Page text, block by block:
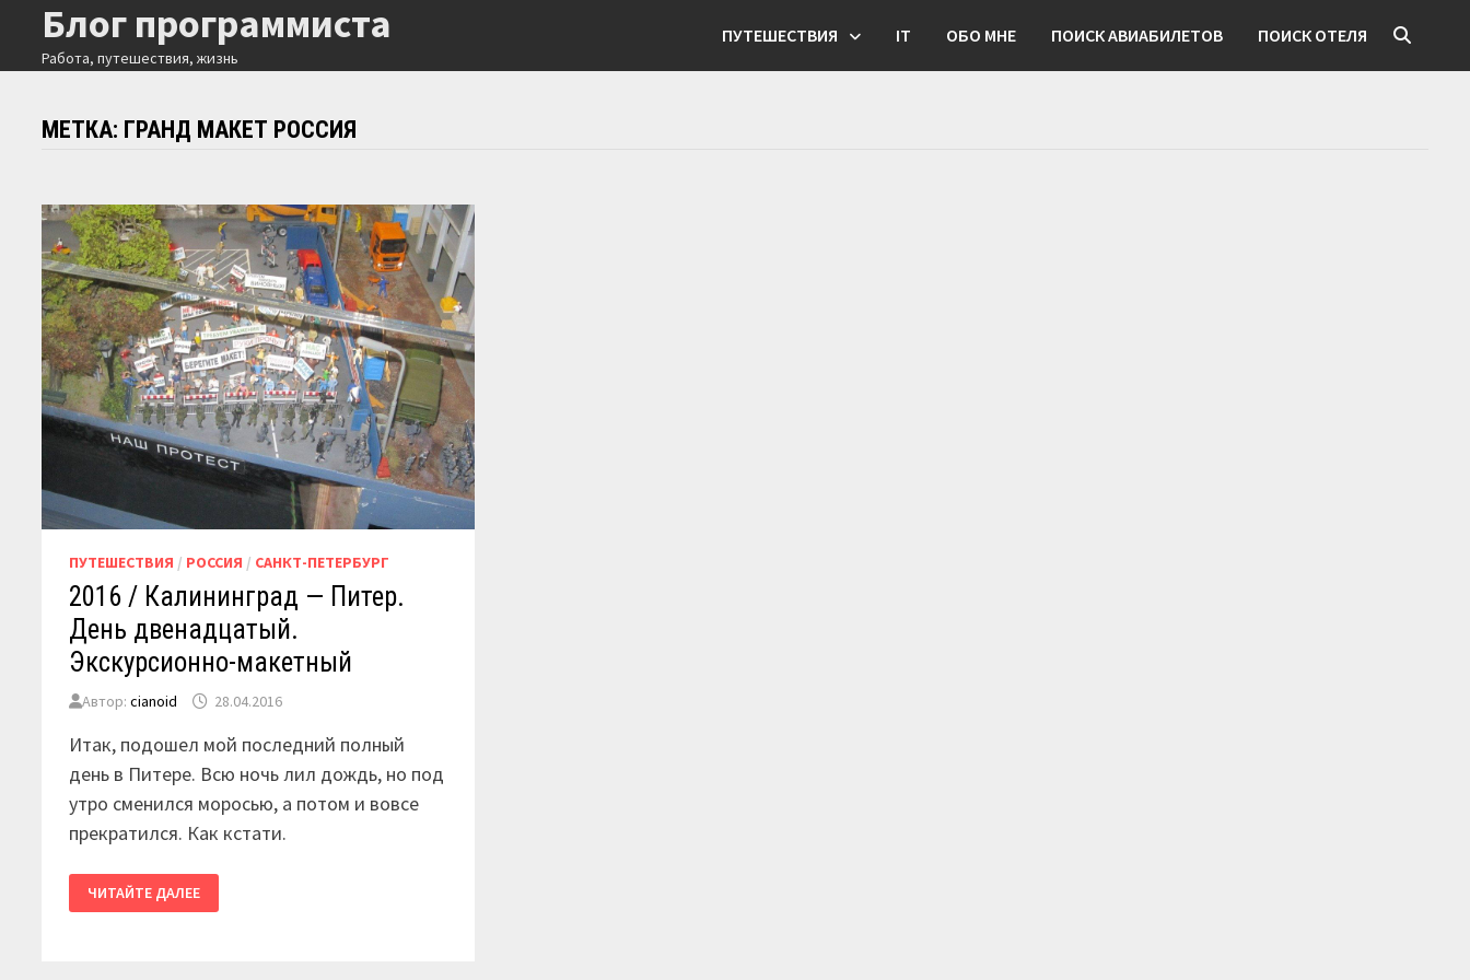
Перейти
содержимому
Блог программиста
Работа, путешествия, жизнь
ПУТЕШЕСТВИЯ IT ОБО МНЕ ПОИСК АВИАБИЛЕТОВ ПОИСК ОТЕЛЯ
МЕТКА: ГРАНД МАКЕТ РОССИЯ
ПУТЕШЕСТВИЯ / РОССИЯ / САНКТ-ПЕТЕРБУРГ
2016 / Калининград — Питер.
День двенадцатый.
Экскурсионно-макетный
Автор:cianoid 28.04.2016
Итак, подошел мой последний полный
день в Питере. Всю ночь лил дождь, но под
утро сменился моросью, а потом и вовсе
прекратился. Как кстати.
2016
/
КАЛИНИНГРАД
ЧИТАЙТЕ ДАЛЕЕ